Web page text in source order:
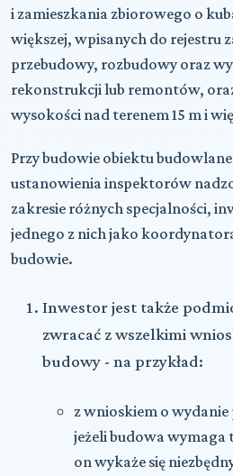
i zamieszkania zbiorowego o
większej, wpisanych do rejestru
przebudowy, rozbudowy oraz
rekonstrukcji lub remontów,
wysokości nad terenem 15 m i
Przy budowie obiektu
ustanowienia inspektorów
zakresie różnych specjalności,
jednego z nich jako
budowie.
Inwestor jest także
zwracać z wszelkimi
budowy - na przykład:
z wnioskiem o
jeżeli budowa wymaga
on wykaże się